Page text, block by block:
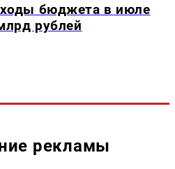
бюджета в июле
рублей
рекламы